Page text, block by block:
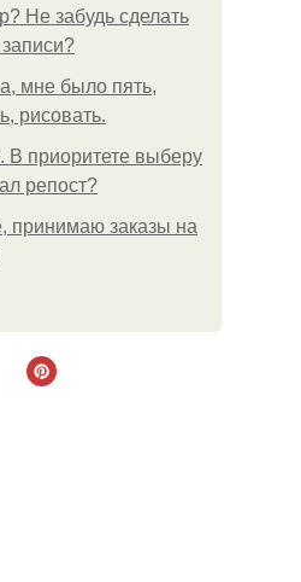
Не забудь сделать
мне было пять,
рисовать.
В приоритете выберу
репост?
принимаю заказы на